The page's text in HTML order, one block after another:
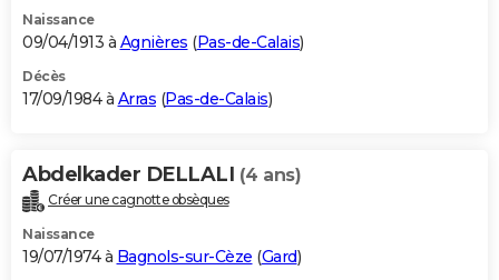
Naissance
09/04/1913 à Agnières (Pas-de-Calais)
Décès
17/09/1984 à Arras (Pas-de-Calais)
Abdelkader DELLALI (4 ans)
Créer une cagnotte obsèques
Naissance
19/07/1974 à Bagnols-sur-Cèze (Gard)